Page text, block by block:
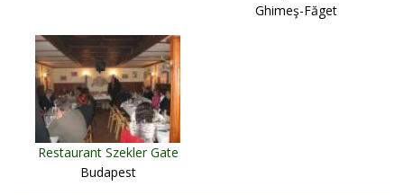
Ghimeş-Făget
Restaurant Szekler Gate
Budapest